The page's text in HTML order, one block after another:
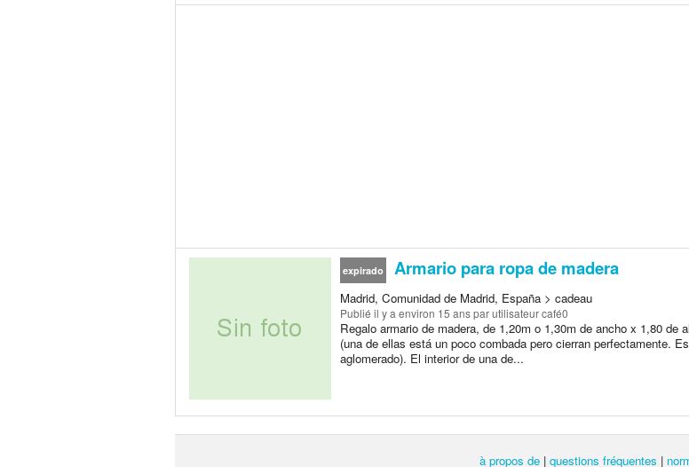
expirado Armario para ropa de madera
Madrid, Comunidad de Madrid, España > cadeau
Publié il y a environ 15 anspar utilisateur café0
Regalo armario de madera, de 1,20m o 1,30m de ancho x 1,80 de
(una de ellas está un poco combada pero cierran perfectamente.
aglomerado). El interior de una de...
à propos de | questions fréquentes |